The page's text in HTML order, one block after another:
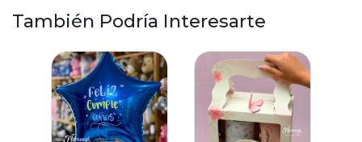
También Podría Interesarte